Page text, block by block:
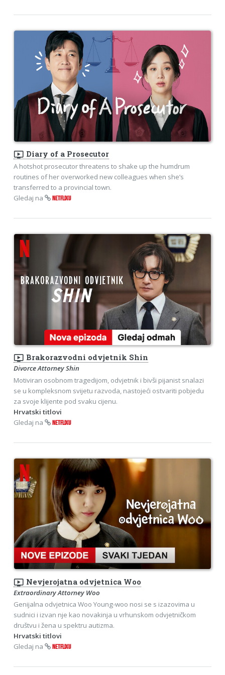
ondemand_video Diary of a Prosecutor
A hotshot prosecutor threatens to shake up the humdrum
routines of her overworked new colleagues when she’s
transferred to a provincial town.
Gledaj na
NETFLIXU
ondemand_video Brakorazvodni odvjetnik Shin
Divorce Attorney Shin
Motiviran osobnom tragedijom, odvjetnik i bivši pijanist snalazi
se u kompleksnom svijetu razvoda, nastojeći ostvariti pobjedu
za svoje klijente pod svaku cijenu.
Hrvatski titlovi
Gledaj na
NETFLIXU
ondemand_video Nevjerojatna odvjetnica Woo
Extraordinary Attorney Woo
Genijalna odvjetnica Woo Young-woo nosi se s izazovima u
sudnici i izvan nje kao novakinja u vrhunskom odvjetničkom
društvu i žena u spektru autizma.
Hrvatski titlovi
Gledaj na
NETFLIXU